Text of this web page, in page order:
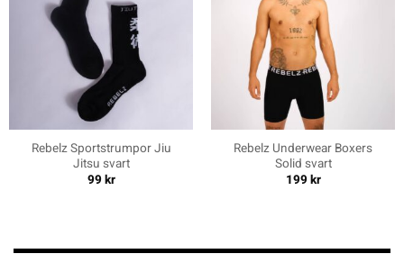
Rebelz Sportstrumpor Jiu
Jitsu svart
99kr
Rebelz Underwear Boxers
Solid svart
199kr